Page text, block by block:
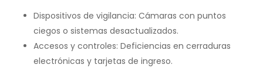
Dispositivos de vigilancia: Cámaras con puntos
ciegos o sistemas desactualizados.
Accesos y controles: Deficiencias en cerraduras
electrónicas y tarjetas de ingreso.